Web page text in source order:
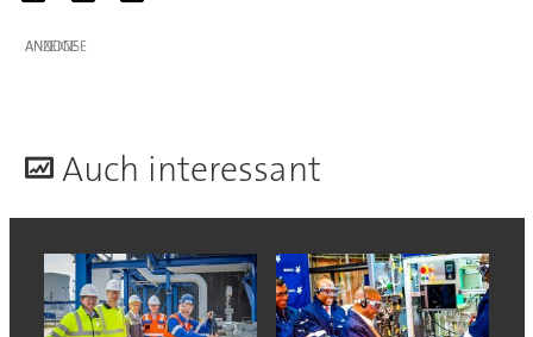
ANZEIGE
Auch interessant